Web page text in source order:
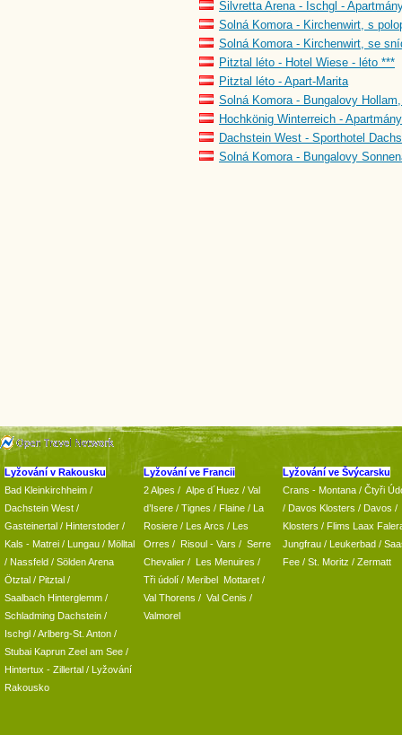
Silvretta Arena - Ischgl -
Solná Komora - Kirchenwirt, s
Solná Komora - Kirchenwirt, se
Pitztal léto - Hotel Wiese - léto ***
Pitztal léto - Apart-Marita
Solná Komora - Bungalovy
Hochkönig Winterreich -
Dachstein West - Sporthotel
Solná Komora - Bungalovy
Lyžování v Rakousku
Bad Kleinkirchheim /
Dachstein West /
Gasteinertal / Hinterstoder /
Kals - Matrei / Lungau / Mölltal
/ Nassfeld / Sölden Arena
Ötztal / Pitztal /
Saalbach Hinterglemm /
Schladming Dachstein /
Ischgl /Arlberg-St. Anton /
Stubai Kaprun Zeel am See /
Hintertux - Zillertal / Lyžování
Rakousko
Lyžování ve Francii
2 Alpes / Alpe d´Huez / Val
d’Isere / Tignes / Flaine / La
Rosiere / Les Arcs / Les
Orres / Risoul - Vars / Serre
Chevalier / Les Menuires /
Tři údolí / Meribel Mottaret /
Val Thorens / Val Cenis /
Valmorel
Lyžování ve Švýcarsku
Crans - Montana / Čtyři
/ Davos Klosters / Davos /
Klosters / Flims Laax
Jungfrau / Leukerbad /
Fee / St. Moritz / Zermatt